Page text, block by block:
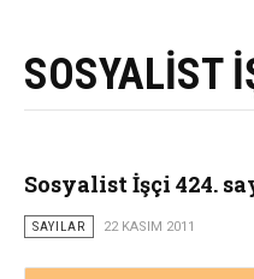
SOSYALİST
Sosyalist İşçi 424.
SAYILAR 22 KASIM 2011